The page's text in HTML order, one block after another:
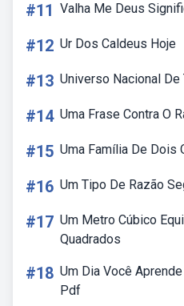
#11 Valha Me Deus
#12 Ur Dos Caldeus Hoje
#13 Universo Nacional
#14 Uma Frase Contra O
#15 Uma Família De Dois
#16 Um Tipo De Razão
#17 Um Metro Cúbico
Quadrados
#18 Um Dia Você
Pdf